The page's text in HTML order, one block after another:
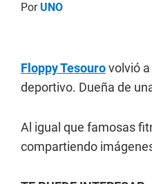
PorUNO
Floppy Tesourovolvió
deportivo. Dueña de
Al igual que famosas
compartiendo